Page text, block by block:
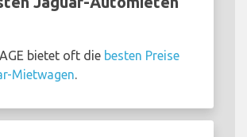
bietet oft die besten Preise
Mietwagen.